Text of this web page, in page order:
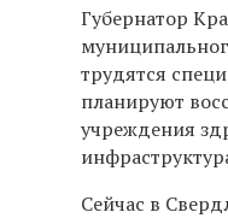
Губернатор
трудятся
планируют
учреждения
Сейчас в